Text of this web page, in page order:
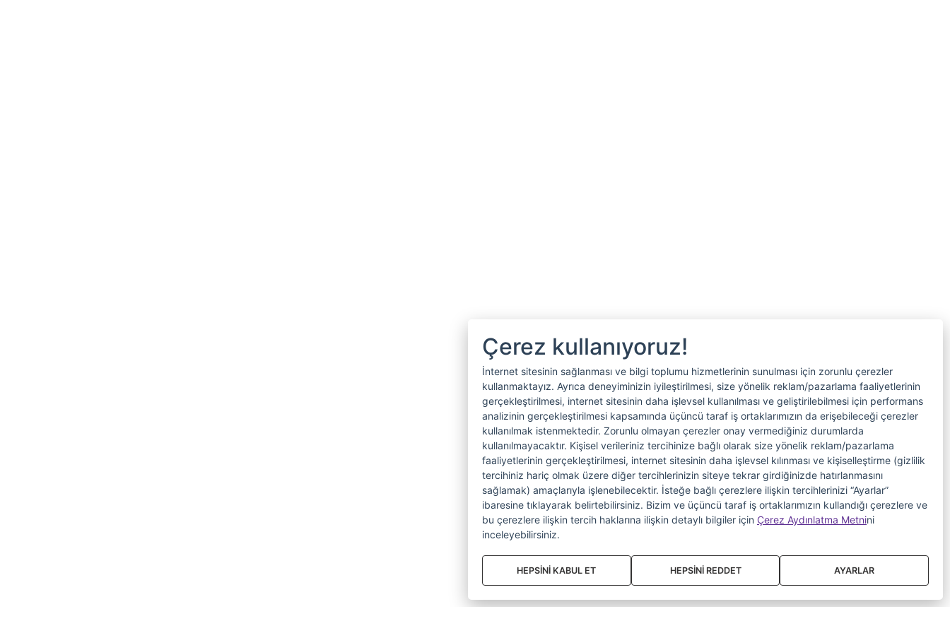
Çerez kullanıyoruz!
İnternet sitesinin sağlanması ve bilgi toplumu hizmetlerinin sunulması için zorunlu çerezler
kullanmaktayız. Ayrıca deneyiminizin iyileştirilmesi, size yönelik reklam/pazarlama faaliyetlerinin
gerçekleştirilmesi, internet sitesinin daha işlevsel kullanılması ve geliştirilebilmesi için performans
analizinin gerçekleştirilmesi kapsamında üçüncü taraf iş ortaklarımızın da erişebileceği çerezler
kullanılmak istenmektedir. Zorunlu olmayan çerezler onay vermediğiniz durumlarda
kullanılmayacaktır. Kişisel verileriniz tercihinize bağlı olarak size yönelik reklam/pazarlama
faaliyetlerinin gerçekleştirilmesi, internet sitesinin daha işlevsel kılınması ve kişiselleştirme (gizlilik
tercihiniz hariç olmak üzere diğer tercihlerinizin siteye tekrar girdiğinizde hatırlanmasını
sağlamak) amaçlarıyla işlenebilecektir. İsteğe bağlı çerezlere ilişkin tercihlerinizi “Ayarlar”
ibaresine tıklayarak belirtebilirsiniz. Bizim ve üçüncü taraf iş ortaklarımızın kullandığı çerezlere ve
bu çerezlere ilişkin tercih haklarına ilişkin detaylı bilgiler için Çerez Aydınlatma Metnini
inceleyebilirsiniz.
HEPSİNİ KABUL ET HEPSİNİ REDDET AYARLAR